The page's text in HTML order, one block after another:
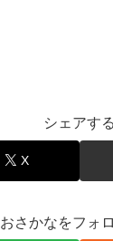
シェアする
X
おさかなをフォ